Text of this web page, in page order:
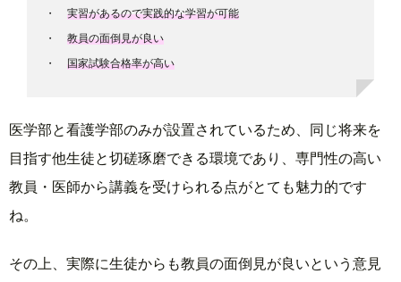
実習があるので実践的な学習が可能
教員の面倒見が良い
国家試験合格率が高い
医学部と看護学部のみが設置されているため、同じ将来を
目指す他生徒と切磋琢磨できる環境であり、専門性の高い
教員・医師から講義を受けられる点がとても魅力的です
ね。
その上、実際に生徒からも教員の面倒見が良いという意見